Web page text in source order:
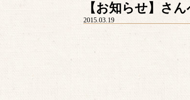
【お知らせ】さ
2015.03.19